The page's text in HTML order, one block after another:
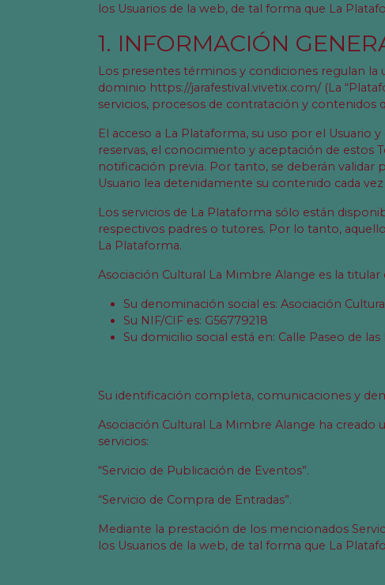
los Usuarios de la web, de tal forma que La
1. INFORMACIÓN
Los presentes términos y condiciones regulan la
dominio https://jarafestival.vivetix.com/ (La
servicios, procesos de contratación y contenidos
El acceso a La Plataforma, su uso por el Usuario
reservas, el conocimiento y aceptación de estos
notificación previa. Por tanto, se deberán validar
Usuario lea detenidamente su contenido cada
Los servicios de La Plataforma sólo están
respectivos padres o tutores. Por lo tanto,
La Plataforma.
Asociación Cultural La Mimbre Alange es la
Su denominación social es: Asociación
Su NIF/CIF es: G56779218
Su domicilio social está en: Calle Paseo de las
Su identificación completa, comunicaciones y
Asociación Cultural La Mimbre Alange ha
servicios:
“Servicio de Publicación de Eventos”.
“Servicio de Compra de Entradas”.
Mediante la prestación de los mencionados
los Usuarios de la web, de tal forma que La